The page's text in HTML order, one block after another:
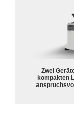
Zwei
kompakten